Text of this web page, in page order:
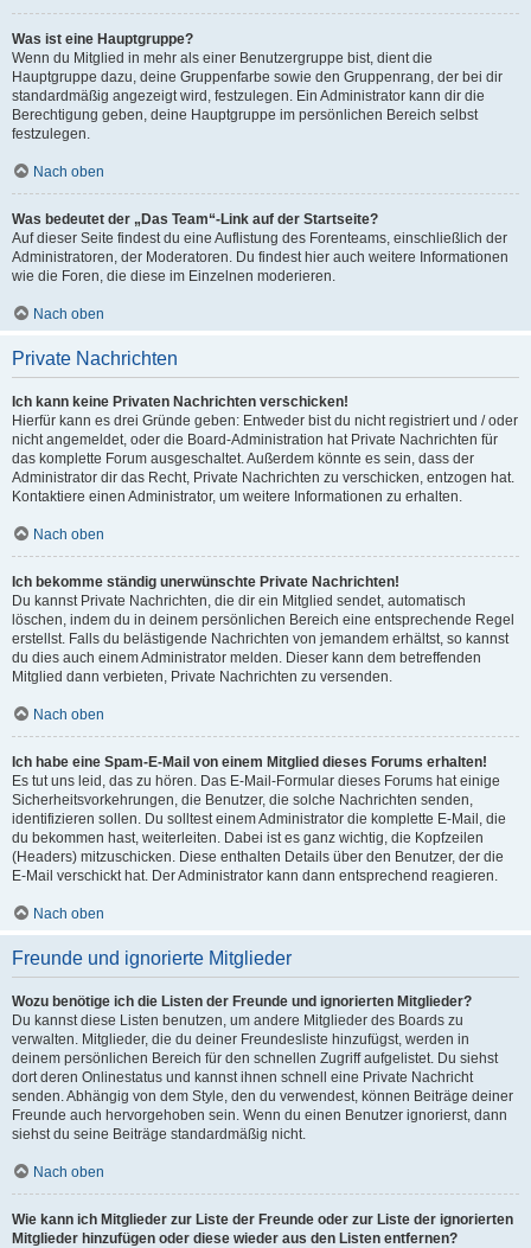
Was ist eine Hauptgruppe?
Wenn du Mitglied in mehr als einer Benutzergruppe bist, dient die
Hauptgruppe dazu, deine Gruppenfarbe sowie den Gruppenrang, der bei dir
standardmäßig angezeigt wird, festzulegen. Ein Administrator kann dir die
Berechtigung geben, deine Hauptgruppe im persönlichen Bereich selbst
festzulegen.
Nach oben
Was bedeutet der „Das Team“-Link auf der Startseite?
Auf dieser Seite findest du eine Auflistung des Forenteams, einschließlich der
Administratoren, der Moderatoren. Du findest hier auch weitere Informationen
wie die Foren, die diese im Einzelnen moderieren.
Nach oben
Private Nachrichten
Ich kann keine Privaten Nachrichten verschicken!
Hierfür kann es drei Gründe geben: Entweder bist du nicht registriert und / oder
nicht angemeldet, oder die Board-Administration hat Private Nachrichten für
das komplette Forum ausgeschaltet. Außerdem könnte es sein, dass der
Administrator dir das Recht, Private Nachrichten zu verschicken, entzogen hat.
Kontaktiere einen Administrator, um weitere Informationen zu erhalten.
Nach oben
Ich bekomme ständig unerwünschte Private Nachrichten!
Du kannst Private Nachrichten, die dir ein Mitglied sendet, automatisch
löschen, indem du in deinem persönlichen Bereich eine entsprechende Regel
erstellst. Falls du belästigende Nachrichten von jemandem erhältst, so kannst
du dies auch einem Administrator melden. Dieser kann dem betreffenden
Mitglied dann verbieten, Private Nachrichten zu versenden.
Nach oben
Ich habe eine Spam-E-Mail von einem Mitglied dieses Forums erhalten!
Es tut uns leid, das zu hören. Das E-Mail-Formular dieses Forums hat einige
Sicherheitsvorkehrungen, die Benutzer, die solche Nachrichten senden,
identifizieren sollen. Du solltest einem Administrator die komplette E-Mail, die
du bekommen hast, weiterleiten. Dabei ist es ganz wichtig, die Kopfzeilen
(Headers) mitzuschicken. Diese enthalten Details über den Benutzer, der die
E-Mail verschickt hat. Der Administrator kann dann entsprechend reagieren.
Nach oben
Freunde und ignorierte Mitglieder
Wozu benötige ich die Listen der Freunde und ignorierten Mitglieder?
Du kannst diese Listen benutzen, um andere Mitglieder des Boards zu
verwalten. Mitglieder, die du deiner Freundesliste hinzufügst, werden in
deinem persönlichen Bereich für den schnellen Zugriff aufgelistet. Du siehst
dort deren Onlinestatus und kannst ihnen schnell eine Private Nachricht
senden. Abhängig von dem Style, den du verwendest, können Beiträge deiner
Freunde auch hervorgehoben sein. Wenn du einen Benutzer ignorierst, dann
siehst du seine Beiträge standardmäßig nicht.
Nach oben
Wie kann ich Mitglieder zur Liste der Freunde oder zur Liste der ignorierten
Mitglieder hinzufügen oder diese wieder aus den Listen entfernen?